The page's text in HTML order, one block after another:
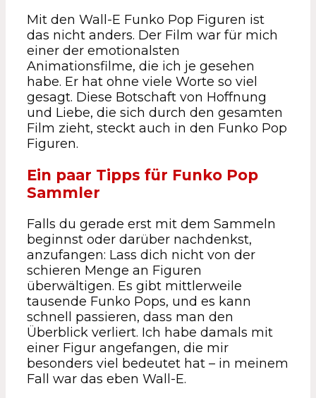
Mit den Wall-E Funko Pop Figuren ist
das nicht anders. Der Film war für mich
einer der emotionalsten
Animationsfilme, die ich je gesehen
habe. Er hat ohne viele Worte so viel
gesagt. Diese Botschaft von Hoffnung
und Liebe, die sich durch den gesamten
Film zieht, steckt auch in den Funko Pop
Figuren.
Ein paar Tipps für Funko Pop
Sammler
Falls du gerade erst mit dem Sammeln
beginnst oder darüber nachdenkst,
anzufangen: Lass dich nicht von der
schieren Menge an Figuren
überwältigen. Es gibt mittlerweile
tausende Funko Pops, und es kann
schnell passieren, dass man den
Überblick verliert. Ich habe damals mit
einer Figur angefangen, die mir
besonders viel bedeutet hat – in meinem
Fall war das eben Wall-E.